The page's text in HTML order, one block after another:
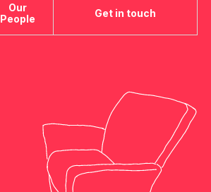
Our
People
Get in touch